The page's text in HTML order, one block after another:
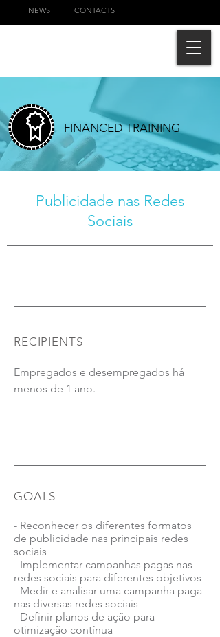
NEWS CONTACTS
FINANCED TRAINING
Publicidade nas Redes
Sociais
E-LEARNING - 25 horas
RECIPIENTS
Empregados e desempregados há
menos de 1 ano.
GOALS
- Reconhecer os diferentes formatos
de publicidade nas principais redes
sociais
- Implementar campanhas pagas nas
redes sociais para diferentes objetivos
- Medir e analisar uma campanha paga
nas diversas redes sociais
- Definir planos de ação para
otimização contínua